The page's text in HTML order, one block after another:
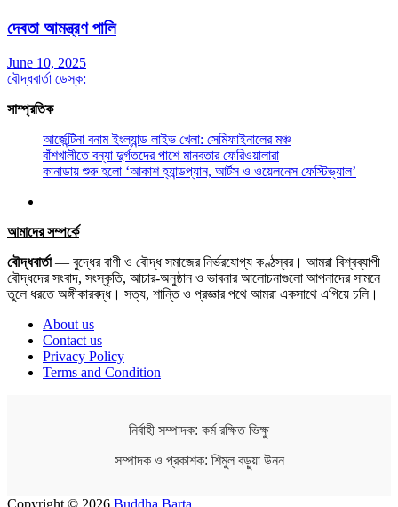
দেবতা আমন্ত্রণ পালি
June 10, 2025
বৌদ্ধবার্তা ডেস্ক:
সাম্প্রতিক
আর্জেন্টিনা বনাম ইংল্যান্ড লাইভ খেলা: সেমিফাইনালের মঞ্চ
বাঁশখালীতে বন্যা দুর্গতদের পাশে মানবতার ফেরিওয়ালারা
কানাডায় শুরু হলো ‘আকাশ হ্যান্ডপ্যান, আর্টস ও ওয়েলনেস ফেস্টিভ্যাল’
আমাদের সম্পর্কে
বৌদ্ধবার্তা— বুদ্ধের বাণী ও বৌদ্ধ সমাজের নির্ভরযোগ্য কণ্ঠস্বর। আমরা বিশ্বব্যাপী
বৌদ্ধদের সংবাদ, সংস্কৃতি, আচার-অনুষ্ঠান ও ভাবনার আলোচনাগুলো আপনাদের সামনে
তুলে ধরতে অঙ্গীকারবদ্ধ। সত্য, শান্তি ও প্রজ্ঞার পথে আমরা একসাথে এগিয়ে চলি।
About us
Contact us
Privacy Policy
Terms and Condition
নির্বাহী সম্পাদক: কর্ম রক্ষিত ভিক্ষু
সম্পাদক ও প্রকাশক: শিমুল বড়ুয়া উনন
Copyright © 2026 Buddha Barta